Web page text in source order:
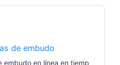
de embudo
embudo en línea en tiemp